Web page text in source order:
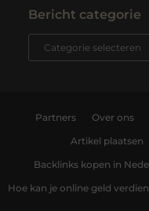
Bericht categorie
Partners Over ons
Artikel plaatsen
Backlinks kopen in
Hoe kan je online geld